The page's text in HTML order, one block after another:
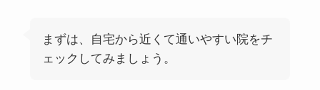
まずは、自宅から近くて通いやすい院をチ
ェックしてみましょう。